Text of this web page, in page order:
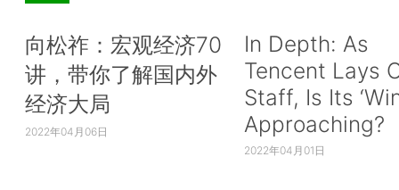
向松祚：宏观经济70
讲，带你了解国内外
经济大局
2022年04月06日
In Depth: As
Tencent Lays
Staff, Is Its
Approaching?
2022年04月01日